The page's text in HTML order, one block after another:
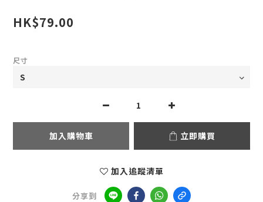
HK$79.00
尺寸
加入購物車 立即購買
加入追蹤清單
分享到